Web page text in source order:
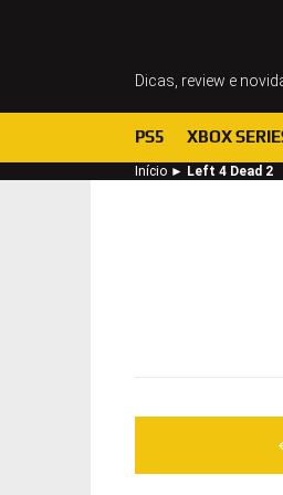
Dicas, review e
PS5 XBOX
Início ► Left 4 Dead 2
de